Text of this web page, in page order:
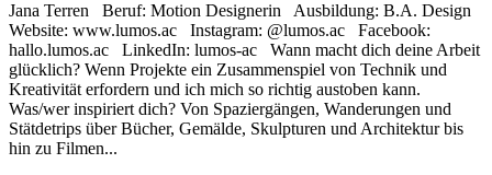
Jana Terren Beruf: Motion Designerin Ausbildung: B.A. Design
Website: www.lumos.ac Instagram: @lumos.ac Facebook:
hallo.lumos.ac LinkedIn: lumos-ac Wann macht dich deine Arbeit
glücklich? Wenn Projekte ein Zusammenspiel von Technik und
Kreativität erfordern und ich mich so richtig austoben kann.
Was/wer inspiriert dich? Von Spaziergängen, Wanderungen und
Stätdetrips über Bücher, Gemälde, Skulpturen und Architektur bis
hin zu Filmen...